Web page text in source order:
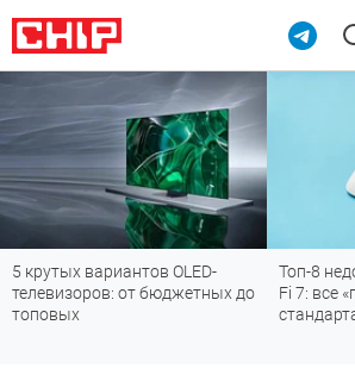
5 крутых вариантов OLED-
телевизоров: от бюджетных до
топовых
Топ-8
Fi 7: все